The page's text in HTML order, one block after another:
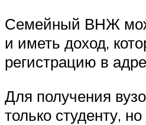
Семейный ВНЖ
и иметь доход,
регистрацию в
Для получения
только студенту,